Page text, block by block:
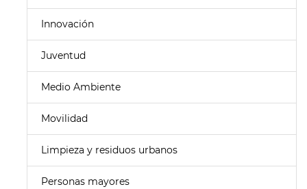
Innovación
Juventud
Medio Ambiente
Movilidad
Limpieza y residuos urbanos
Personas mayores